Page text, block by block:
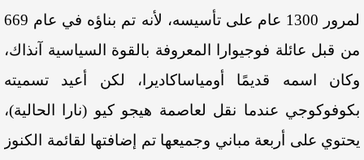
لمرور عام على تأسيسه، لأنه تم بناؤه في عام
من قبل عائلة فوجيوارا المعروفة بالقوة السياسية
آنذاك،
وكان
اسمه قديمًا أومياساكاديرا، لكن أعيد
تسميته
بكوفوكوجي عندما نقل لعاصمة هيجو كيو (نارا الحالية)،
يحتوي على أربعة مباني وجميعها تم إضافتها لقائمة
الكنوز